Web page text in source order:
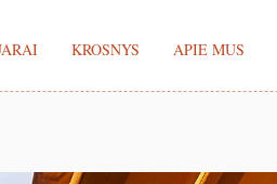
KROSNYS APIE MUS